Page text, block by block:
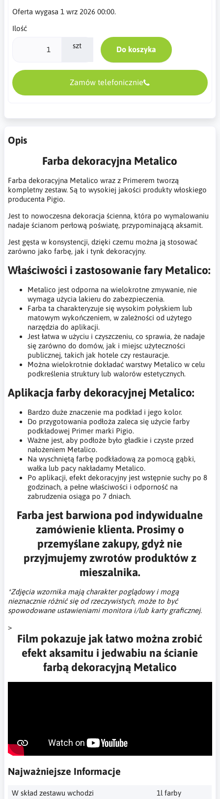
Oferta wygasa 1 wrz 2026 00:00.
Ilość
szt Do koszyka
Zamów telefonicznie
Opis
Farba dekoracyjna Metalico
Farba dekoracyjna Metalico wraz z Primerem tworzą
kompletny zestaw. Są to wysokiej jakości produkty włoskiego
producenta Pigio.
Jest to nowoczesna dekoracja ścienna, która po wymalowaniu
nadaje ścianom perłową poświatę, przypominającą aksamit.
Jest gęsta w konsystencji, dzięki czemu można ją stosować
zarówno jako farbę, jak i tynk dekoracyjny.
Właściwości i zastosowanie fary Metalico:
Metalico jest odporna na wielokrotne zmywanie, nie
wymaga użycia lakieru do zabezpieczenia​​.
Farba ta charakteryzuje się wysokim połyskiem lub
matowym wykończeniem, w zależności od użytego
narzędzia do aplikacji.
Jest łatwa w użyciu i czyszczeniu, co sprawia, że nadaje
się zarówno do domów, jak i miejsc użyteczności
publicznej, takich jak hotele czy restauracje​​​​.
Można wielokrotnie dokładać warstwy Metalico w celu
podkreślenia struktury lub walorów estetycznych.
Aplikacja farby dekoracyjnej Metalico:
Bardzo duże znaczenie ma podkład i jego kolor.
Do przygotowania podłoża zaleca się użycie farby
podkładowej Primer marki Pigio.
Ważne jest, aby podłoże było gładkie i czyste przed
nałożeniem Metalico.
Na wyschniętą farbę podkładową za pomocą gąbki,
wałka lub pacy nakładamy Metalico.
Po aplikacji, efekt dekoracyjny jest wstępnie suchy po 8
godzinach, a pełne właściwości i odporność na
zabrudzenia osiąga po 7 dniach​​.
Farba jest barwiona pod indywidualne
zamówienie klienta. Prosimy o
przemyślane zakupy, gdyż nie
przyjmujemy zwrotów produktów z
mieszalnika.
*Zdjęcia wzornika mają charakter poglądowy i mogą
nieznacznie różnić się od rzeczywistych, może to być
spowodowane ustawieniami monitora i/lub karty graficznej.
>
Film pokazuje jak łatwo można zrobić
efekt aksamitu i jedwabiu na ścianie
farbą dekoracyjną Metalico
Najważniejsze Informacje
W skład zestawu wchodzi
1l farby